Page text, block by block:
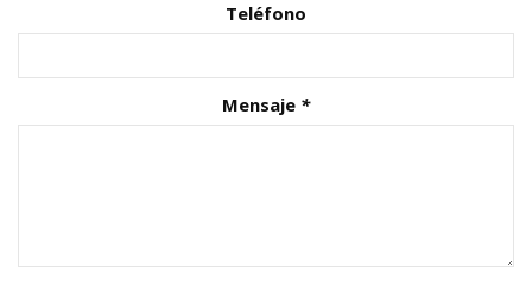
Teléfono
Mensaje *